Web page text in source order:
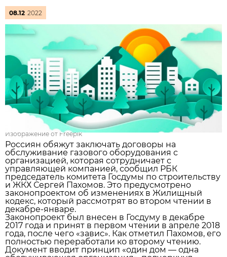
08.12 2022
Изображение от Freepik
Россиян обяжут заключать договоры на
обслуживание газового оборудования с
организацией, которая сотрудничает с
управляющей компанией, сообщил РБК
председатель комитета Госдумы по строительству
и ЖКХ Сергей Пахомов. Это предусмотрено
законопроектом об изменениях в Жилищный
кодекс, который рассмотрят во втором чтении в
декабре-январе.
Законопроект был внесен в Госдуму в декабре
2017 года и принят в первом чтении в апреле 2018
года, после чего «завис». Как отметил Пахомов, его
полностью переработали ко второму чтению.
Документ вводит принцип «один дом — одна